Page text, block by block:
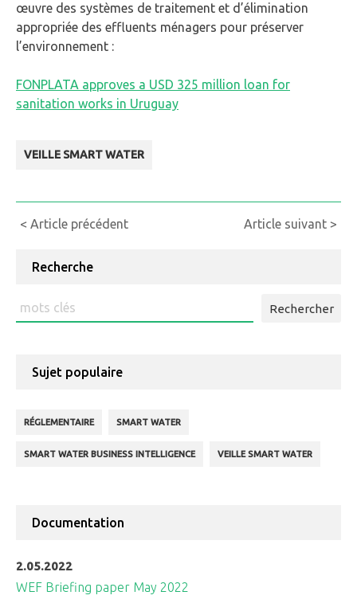
œuvre des systèmes de traitement et d’élimination
appropriée des effluents ménagers pour préserver
l’environnement :
FONPLATA approves a USD 325 million loan for
sanitation works in Uruguay
VEILLE SMART WATER
Continue
< Article précédent Article suivant >
Recherche
Rechercher
:
Sujet populaire
RÉGLEMENTAIRE SMART WATER
SMART WATER BUSINESS INTELLIGENCE VEILLE SMART WATER
Documentation
2.05.2022
WEF Briefing paper May 2022